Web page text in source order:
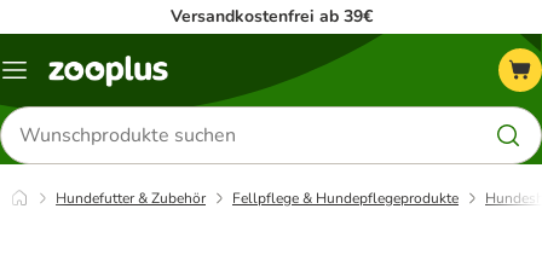
Versandkostenfrei ab 39€
Menü
Produkte
suchen
Hundefutter & Zubehör Fellpflege & Hundepflegeprodukte